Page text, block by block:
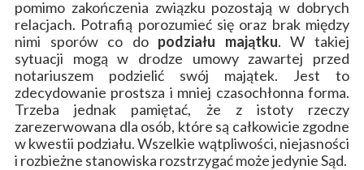
pomimo zakończenia związku pozostają w dobrych
relacjach. Potrafią porozumieć się oraz brak między
nimi sporów co do podziału majątku. W takiej
sytuacji mogą w drodze umowy zawartej przed
notariuszem podzielić swój majątek. Jest to
zdecydowanie prostsza i mniej czasochłonna forma.
Trzeba jednak pamiętać, że z istoty rzeczy
zarezerwowana dla osób, które są całkowicie zgodne
w kwestii podziału. Wszelkie wątpliwości, niejasności
i rozbieżne stanowiska rozstrzygać może jedynie Sąd.